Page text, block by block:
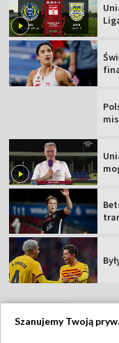
Szanujemy Twoją